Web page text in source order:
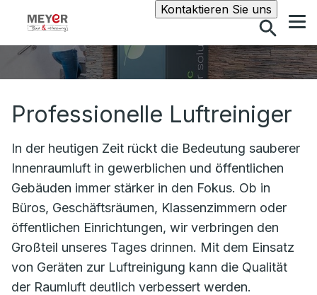
Kontaktieren Sie unsSuche
Professionelle Luftreiniger
In der heutigen Zeit rückt die Bedeutung sauberer
Innenraumluft in gewerblichen und öffentlichen
Gebäuden immer stärker in den Fokus. Ob in
Büros, Geschäftsräumen, Klassenzimmern oder
öffentlichen Einrichtungen, wir verbringen den
Großteil unseres Tages drinnen. Mit dem Einsatz
von Geräten zur Luftreinigung kann die Qualität
der Raumluft deutlich verbessert werden.